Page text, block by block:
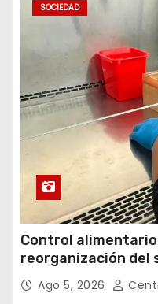
SOCIEDAD
Control
reorganización del
laboratorios serán
inocuidad
Ago 5, 2026